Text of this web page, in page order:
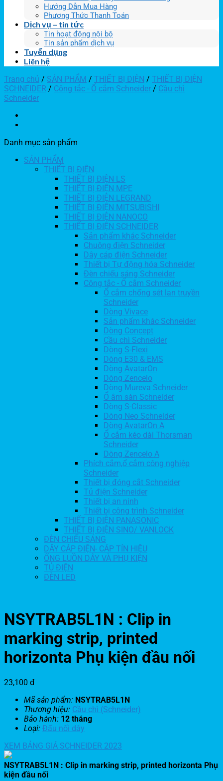
Hướng Dẫn Mua Hàng
Phương Thức Thanh Toán
Dịch vụ – tin tức
Tin hoạt động nội bộ
Tin sản phẩm dịch vụ
Tuyển dụng
Liên hệ
Trang chủ / SẢN PHẨM / THIẾT BỊ ĐIỆN / THIẾT BỊ ĐIỆN
SCHNEIDER / Công tắc - Ổ cắm Schneider / Cầu chì
Schneider
Danh mục sản phẩm
SẢN PHẨM
THIẾT BỊ ĐIỆN
THIẾT BỊ ĐIỆN LS
THIẾT BỊ ĐIỆN MPE
THIẾT BỊ ĐIỆN LEGRAND
THIẾT BỊ ĐIỆN MITSUBISHI
THIẾT BỊ ĐIỆN NANOCO
THIẾT BỊ ĐIỆN SCHNEIDER
Sản phẩm khác Schneider
Chuông điện Schneider
Dây cáp điện Schneider
Thiết bị Tự động hóa Schneider
Đèn chiếu sáng Schneider
Công tắc - Ổ cắm Schneider
Ổ cắm chống sét lan truyền
Schneider
Dòng Vivace
Sản phẩm khác Schneider
Dòng Concept
Cầu chì Schneider
Dòng S-Flexi
Dòng E30 & EMS
Dòng AvatarOn
Dòng Zencelo
Dòng Mureva Schneider
Ổ âm sàn Schneider
Dòng S-Classic
Dòng Neo Schneider
Dòng AvatarOn A
Ổ cắm kéo dài Thorsman
Schneider
Dòng Zencelo A
Phích cắm,ổ cắm công nghiệp
Schneider
Thiết bị đóng cắt Schneider
Tủ điện Schneider
Thiết bị an ninh
Thiết bị công trình Schneider
THIẾT BỊ ĐIỆN PANASONIC
THIẾT BỊ ĐIỆN SINO/ VANLOCK
ĐÈN CHIẾU SÁNG
DÂY CÁP ĐIỆN- CÁP TÍN HIỆU
ỐNG LUỒN DÂY VÀ PHỤ KIỆN
TỦ ĐIỆN
ĐÈN LED
NSYTRAB5L1N : Clip in
marking strip, printed
horizonta Phụ kiện đầu nối
23,100 đ
Mã sản phẩm: NSYTRAB5L1N
Thương hiệu: Cầu chì (Schneider)
Bảo hành: 12 tháng
Loại: Đấu nối dây
XEM BẢNG GIÁ SCHNEIDER 2023
NSYTRAB5L1N : Clip in marking strip, printed horizonta Phụ
kiện đầu nối